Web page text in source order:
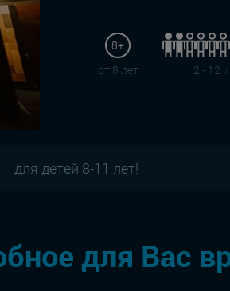
8+
от 8 лет
2 - 12
для детей 8-11 лет!
для Вас